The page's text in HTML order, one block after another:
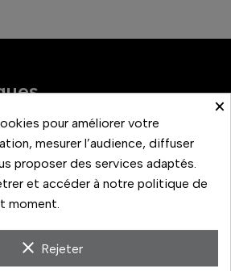
1250mAh
compatible avec des appareils photo
×
pour améliorer votre
mesurer l’audience, diffuser
proposer des services adaptés.
et accéder à notre politique de
moment.
clear Rejeter